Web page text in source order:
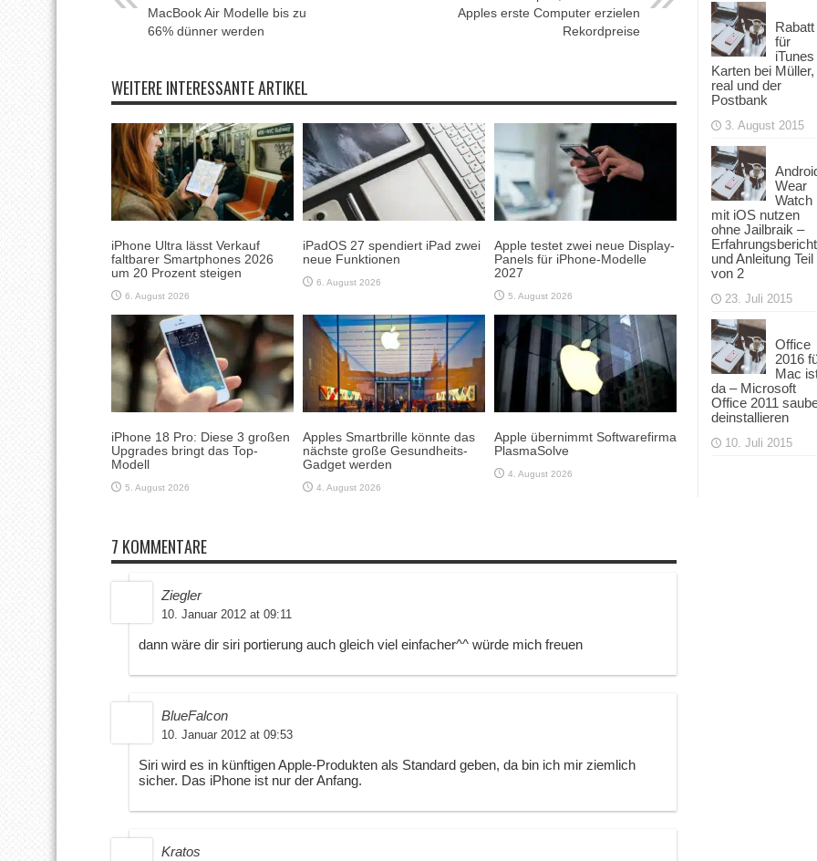
MacBook Air Modelle bis zu
66% dünner werden
Apples erste Computer erzielen
Rekordpreise
WEITERE INTERESSANTE ARTIKEL
iPhone Ultra lässt Verkauf
faltbarer Smartphones 2026
um 20 Prozent steigen
6. August 2026
iPadOS 27 spendiert iPad zwei
neue Funktionen
6. August 2026
Apple testet zwei neue Display-
Panels für iPhone-Modelle
2027
5. August 2026
iPhone 18 Pro: Diese 3 großen
Upgrades bringt das Top-
Modell
5. August 2026
Apples Smartbrille könnte das
nächste große Gesundheits-
Gadget werden
4. August 2026
Apple übernimmt Softwarefirma
PlasmaSolve
4. August 2026
7 KOMMENTARE
Ziegler
10. Januar 2012 at 09:11
dann wäre dir siri portierung auch gleich viel einfacher^^ würde mich freuen
BlueFalcon
10. Januar 2012 at 09:53
Siri wird es in künftigen Apple-Produkten als Standard geben, da bin ich mir ziemlich
sicher. Das iPhone ist nur der Anfang.
Kratos
Rabatt
für
iTunes
Karten bei Müller,
real und der
Postbank
3. August 2015
Wear
Watch
mit iOS nutzen
ohne Jailbraik –
Erfahrungsbericht
und Anleitung Teil
von 2
23. Juli 2015
Office
2016
Mac
da – Microsoft
Office 2011
deinstallieren
10. Juli 2015